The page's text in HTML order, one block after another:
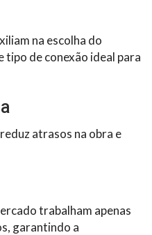
na escolha do
tipo de conexão ideal para
atrasos na obra e
trabalham apenas
garantindo a